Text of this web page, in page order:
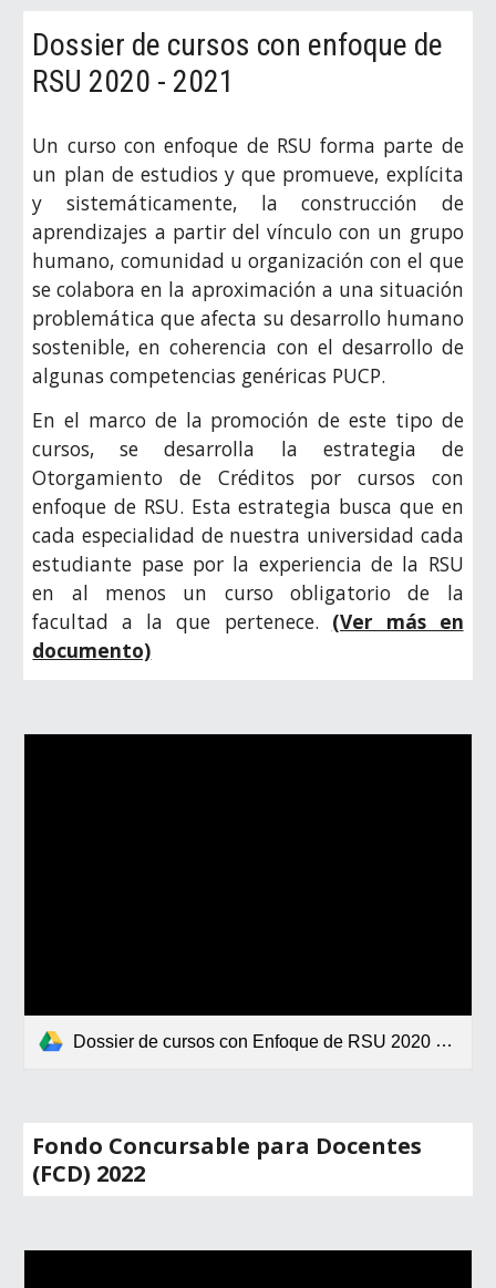
Dossier de cursos con enfoque de
RSU 2020 - 2021
Un curso con enfoque de RSU forma parte de
un plan de estudios y que promueve, explícita
y sistemáticamente, la construcción de
aprendizajes a partir del vínculo con un grupo
humano, comunidad u organización con el que
se colabora en la aproximación a una situación
problemática que afecta su desarrollo humano
sostenible, en coherencia con el desarrollo de
algunas competencias genéricas PUCP.
En el marco de la promoción de este tipo de
cursos, se desarrolla la estrategia de
Otorgamiento de Créditos por cursos con
enfoque de RSU. Esta estrategia busca que en
cada especialidad de nuestra universidad cada
estudiante pase por la experiencia de la RSU
en al menos un curso obligatorio de la
facultad a la que pertenece. (Ver más en
documento)
Dossier de cursos con Enfoque de RSU 2020 2021.pdf
Fondo Concursable para Docentes
(FCD) 2022